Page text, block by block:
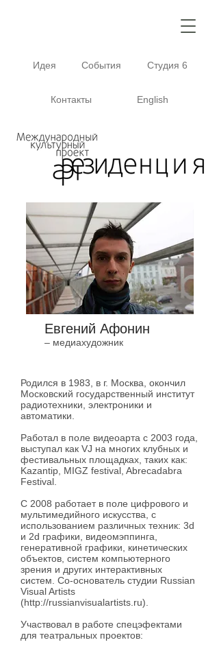
Идея События
Контакты
Студия 6
English
Евгений Афонин
– медиахудожник
Родился в 1983, в г. Москва, окончил
Московский государственный институт
радиотехники, электроники и
автоматики.
Работал в поле видеоарта с 2003 года,
выступал как VJ на многих клубных и
фестивальных площадках, таких как:
Kazantip, MIGZ festival, Abrecadabra
Festival.
С 2008 работает в поле цифрового и
мультимедийного искусства, c
использованием различных техник: 3d
и 2d графики, видеомэппинга,
генеративной графики, кинетических
объектов, систем компьютерного
зрения и других интерактивных
систем. Со-основатель студии Russian
Visual Artists
(http://russianvisualartists.ru).
Участвовал в работе спецэфектами
для театральных проектов: